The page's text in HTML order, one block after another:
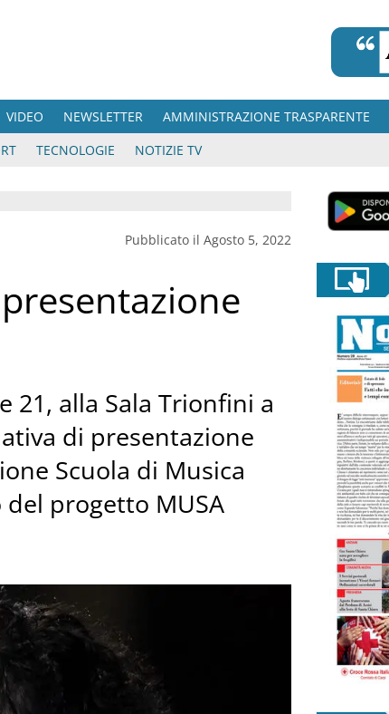
VIDEO NEWSLETTER AMMINISTRAZIONE TRASPARENTE
TECNOLOGIE NOTIZIE TV
Pubblicato il Agosto 5, 2022
alla Sala Trionfini a
di presentazione
Scuola di Musica
progetto MUSA